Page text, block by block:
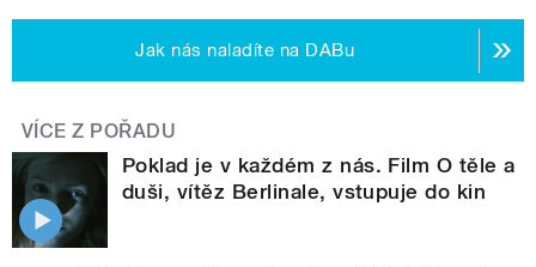
Jak nás naladíte na DABu
VÍCE Z POŘADU
Poklad je v každém z nás. Film O těle a
duši, vítěz Berlinale, vstupuje do kin